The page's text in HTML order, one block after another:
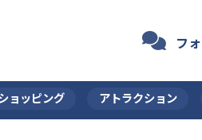
フ
ョッピング アトラクション